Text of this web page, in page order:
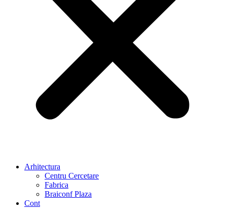
Arhitectura
Centru Cercetare
Fabrica
Braiconf Plaza
Cont